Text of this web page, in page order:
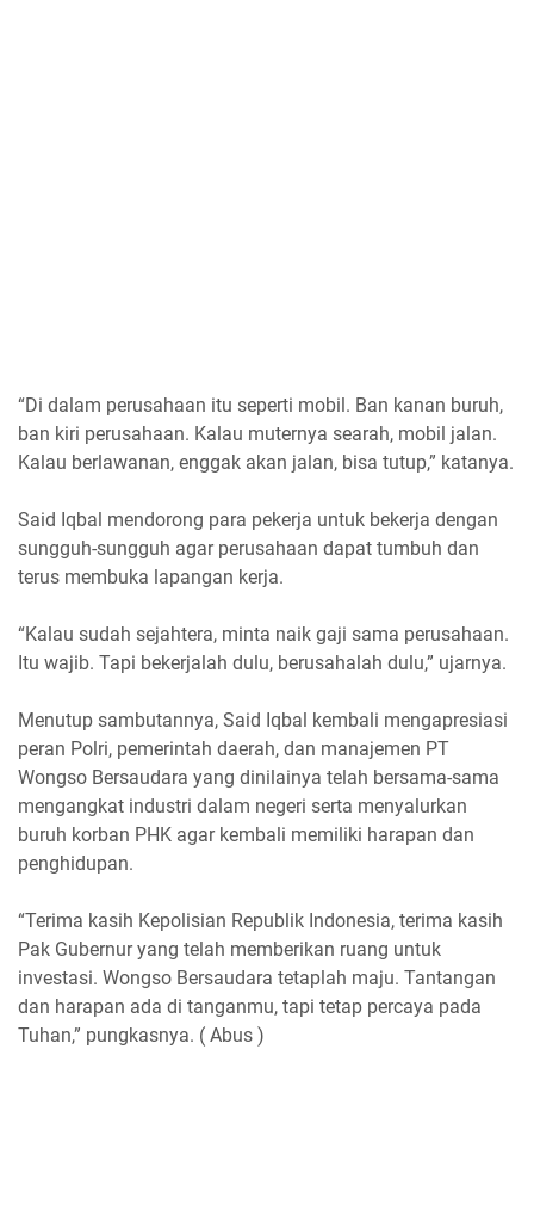
“Di dalam perusahaan itu seperti mobil. Ban kanan buruh,
ban kiri perusahaan. Kalau muternya searah, mobil jalan.
Kalau berlawanan, enggak akan jalan, bisa tutup,” katanya.
Said Iqbal mendorong para pekerja untuk bekerja dengan
sungguh-sungguh agar perusahaan dapat tumbuh dan
terus membuka lapangan kerja.
“Kalau sudah sejahtera, minta naik gaji sama perusahaan.
Itu wajib. Tapi bekerjalah dulu, berusahalah dulu,” ujarnya.
Menutup sambutannya, Said Iqbal kembali mengapresiasi
peran Polri, pemerintah daerah, dan manajemen PT
Wongso Bersaudara yang dinilainya telah bersama-sama
mengangkat industri dalam negeri serta menyalurkan
buruh korban PHK agar kembali memiliki harapan dan
penghidupan.
“Terima kasih Kepolisian Republik Indonesia, terima kasih
Pak Gubernur yang telah memberikan ruang untuk
investasi. Wongso Bersaudara tetaplah maju. Tantangan
dan harapan ada di tanganmu, tapi tetap percaya pada
Tuhan,” pungkasnya. ( Abus )